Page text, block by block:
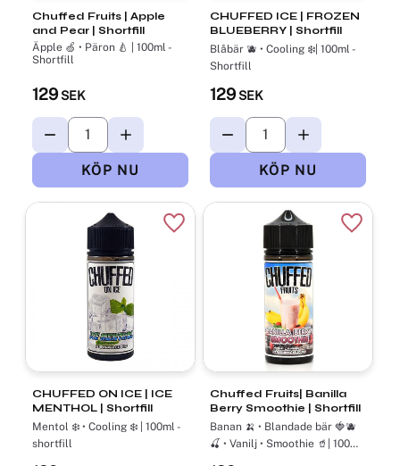
Chuffed Fruits | Apple
and Pear | Shortfill
Äpple 🍏 • Päron 🍐 | 100ml -
Shortfill
129 SEK
CHUFFED ICE | FROZEN
BLUEBERRY | Shortfill
Blåbär 🫐 • Cooling ❄️| 100ml -
Shortfill
129 SEK
CHUFFED ON ICE | ICE
MENTHOL | Shortfill
Mentol ❄️ • Cooling ❄️ | 100ml -
shortfill
Lägg till i favoriter
Chuffed Fruits| Banilla
Berry Smoothie | Shortfill
Banan 🍌 • Blandade bär 🍓🫐
🍒 • Vanilj • Smoothie 🥤| 100ml
Lägg